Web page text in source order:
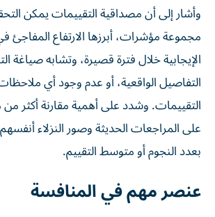
وأشار إلى أن مصداقية التقييمات يمكن
مجموعة مؤشرات، أبرزها الارتفاع
الإيجابية خلال فترة قصيرة، وتشابه صياغة
التفاصيل الواقعية، أو عدم وجود أي
التقييمات. وشدد على أهمية مقارنة أكثر
على المراجعات الحديثة وصور النزلاء
بعدد النجوم أو متوسط التقييم.
عنصر مهم في المنافسة